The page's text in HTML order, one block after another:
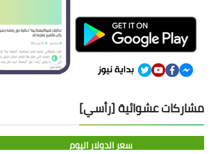
مشاركات عشوائية [رأسي]
سعر الدولار اليوم